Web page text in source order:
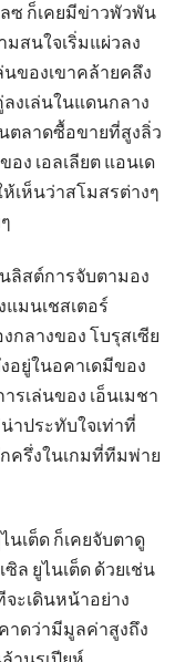
ซ ก็เคยมีข่าวพัวพัน
มสนใจเริ่มแผ่วลง
นของเขาคล้ายคลึง
งเล่นในแดนกลาง
ตลาดซื้อขายที่สูงลิ่ว
ง เอลเลียต แอนเด
เห็นว่าสโมสรต่างๆ
ลิสต์การจับตามอง
มนเชสเตอร์
กลางของ โบรุสเซีย
อยู่ในอคาเดมีของ
รเล่นของ เอ็นเมชา
าประทับใจเท่าที่
ครึ่งในเกมที่ทีมพ่าย
นเต็ด ก็เคยจับตาดู
ล ยูไนเต็ด ด้วยเช่น
ะเดินหน้าอย่าง
าดว่ามีมูลค่าสูงถึง